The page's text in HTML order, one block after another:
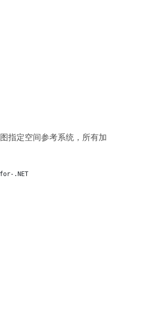
指定空间参考系统，所有加
.NET